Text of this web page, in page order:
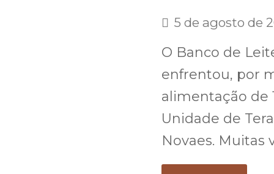
5 de agosto de
O Banco de
enfrentou, por
alimentação de
Unidade de
Novaes. Muitas